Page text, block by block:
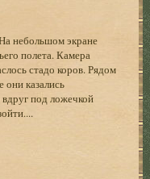
небольшом экране
полета. Камера
стадо коров. Рядом
они казались
под ложечкой